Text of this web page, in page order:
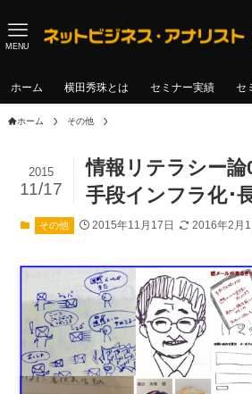
MENU
ホーム 横田秀珠とは セミナー実績 セ
ホーム その他
情報リテラシー論
手段インフラ化･
2015
11/17
その他 2015年11月17日 2016年2月1